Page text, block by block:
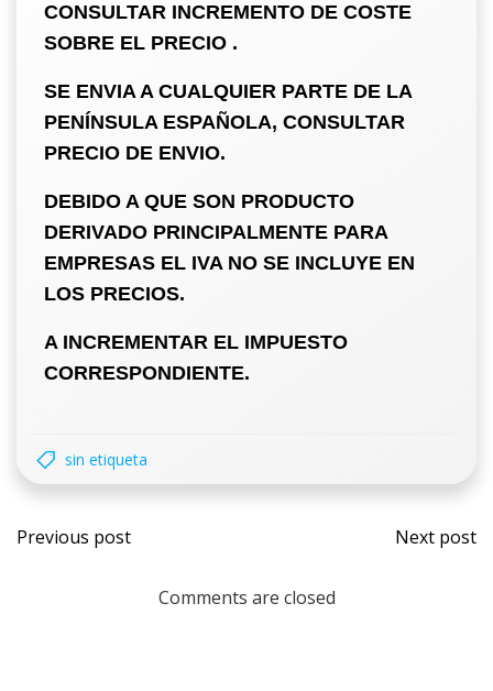
CONSULTAR INCREMENTO DE COSTE
SOBRE EL PRECIO .
SE ENVIA A CUALQUIER PARTE DE LA
PENÍNSULA ESPAÑOLA, CONSULTAR
PRECIO DE ENVIO.
DEBIDO A QUE SON PRODUCTO
DERIVADO PRINCIPALMENTE PARA
EMPRESAS EL IVA NO SE INCLUYE EN
LOS PRECIOS.
A INCREMENTAR EL IMPUESTO
CORRESPONDIENTE.
sin etiqueta
Previous post Next post
Comments are closed